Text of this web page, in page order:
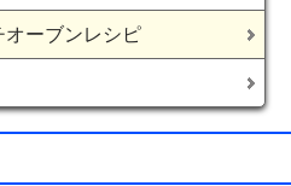
オーブンレシピ